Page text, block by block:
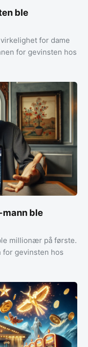
ble
for dame
for gevinsten hos
ble
millionær på første.
for gevinsten hos